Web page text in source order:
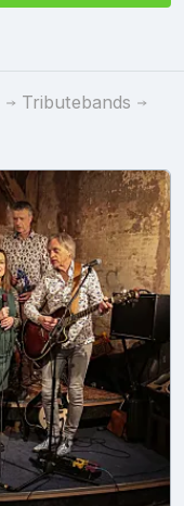
Tributebands